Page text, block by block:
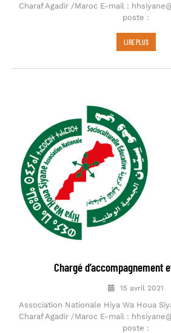
Charaf Agadir /Maroc E-mail :
poste :
LIRE PLUS
Chargé d’accompagnement
15 avril 2021
Association Nationale Hiya Wa Houa
Charaf Agadir /Maroc E-mail :
poste :